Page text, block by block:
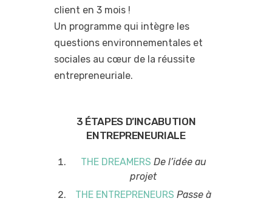
client en 3 mois !
Un programme qui intègre les
questions environnementales et
sociales au cœur de la réussite
entrepreneuriale.
3 ÉTAPES D’INCABUTION
ENTREPRENEURIALE
THE DREAMERS De l’idée au
projet
THE ENTREPRENEURS Passe à